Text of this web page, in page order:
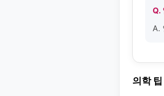
Q.
A.
의학 팁